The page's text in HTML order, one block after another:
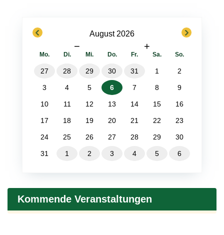
previous August 2026
− +
next
Mo. Di. Mi. Do. Fr. Sa. So.
27 28 29 30 31 1 2
3 4 5 6 7 8 9
10 11 12 13 14 15 16
17 18 19 20 21 22 23
24 25 26 27 28 29 30
31 1 2 3 4 5 6
Kommende Veranstaltungen